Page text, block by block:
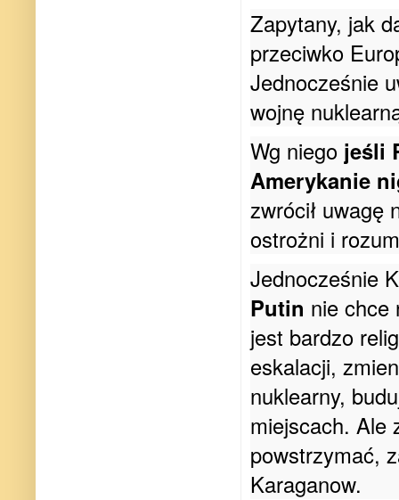
Zapytany, jak
przeciwko
Jednocześnie
wojnę
Wg niego ​​jeśli
Amerykanie
zwrócił uwagę
ostrożni i
Jednocześnie
Putin nie chce
jest bardzo
eskalacji,
nuklearny,
miejscach. Ale
powstrzymać,
Karaganow.